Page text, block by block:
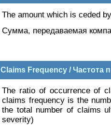
The amount which is ceded
Сумма, передаваемая
Claims Frequency / Частота
The ratio of occurrence of
claims frequency is the
the total number of claims
severity)